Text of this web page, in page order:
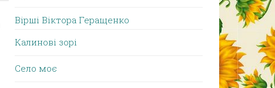
Вірші Віктора Геращенко
Калинові зорі
Село моє